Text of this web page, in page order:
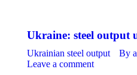
Ukraine: steel output
Ukrainian steel output By
Leave a comment